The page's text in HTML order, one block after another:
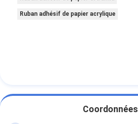
Ruban adhésif de papier acrylique
Coordonnées